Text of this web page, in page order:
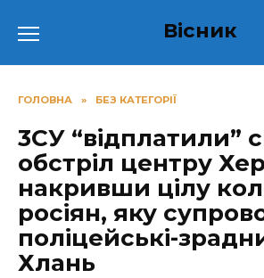
до
Вісник
ГОЛОВНА » БЕЗ КАТЕГОРІЇ
3СУ “відплатили”
обcтріл центру
накривши цілу
роcіян, яку
поліцейські-
Хлань